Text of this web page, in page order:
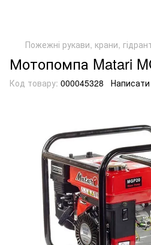
Пожежні рукави, крани,
Мотопомпа Matari
Код товару: 000045328 Написати